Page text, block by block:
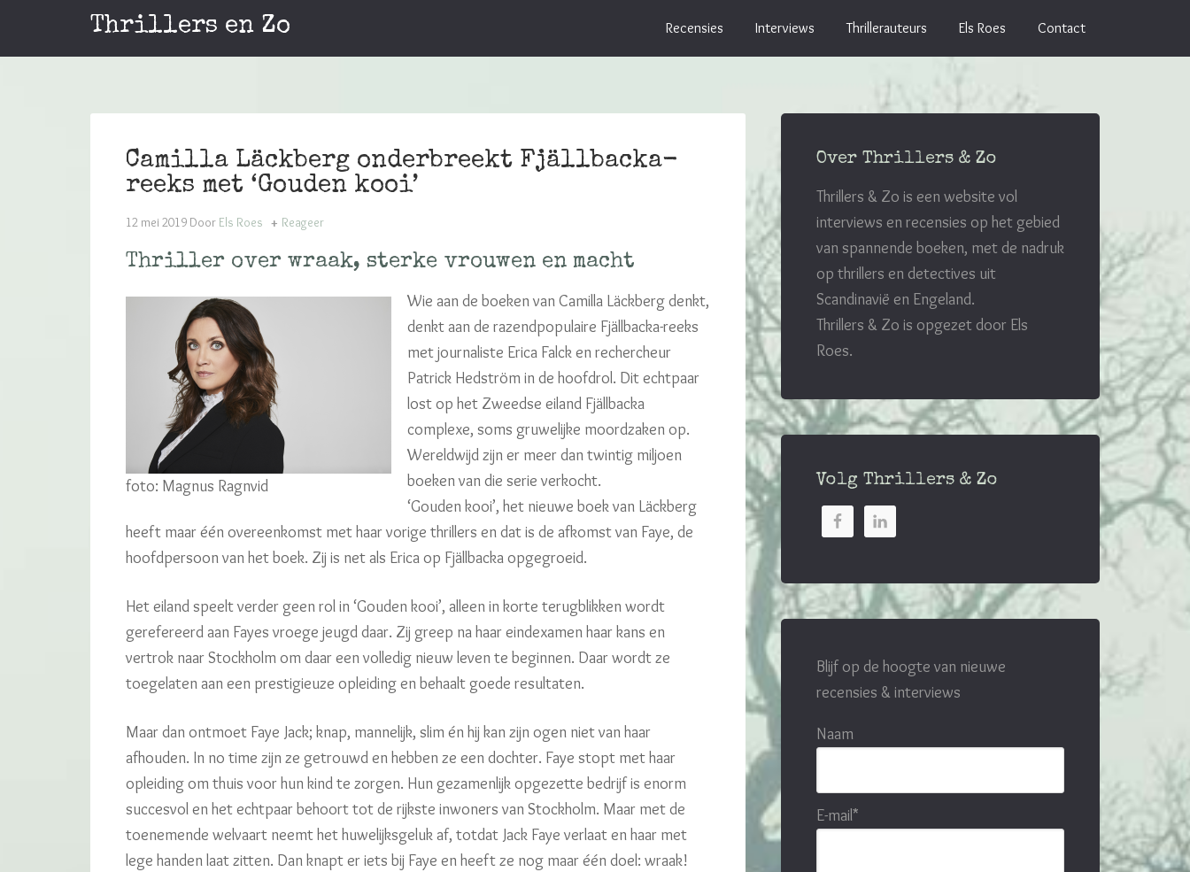
Thrillers en Zo Recensies Interviews Thrillerauteurs Els Roes Contact
Camilla Läckberg onderbreekt Fjällbacka-
reeks met ‘Gouden kooi’
12 mei 2019 Door Els Roes Reageer
Thriller over wraak, sterke vrouwen en macht
foto: Magnus Ragnvid
Wie aan de boeken van Camilla Läckberg denkt,
denkt aan de razendpopulaire Fjällbacka-reeks
met journaliste Erica Falck en rechercheur
Patrick Hedström in de hoofdrol. Dit echtpaar
lost op het Zweedse eiland Fjällbacka
complexe, soms gruwelijke moordzaken op.
Wereldwijd zijn er meer dan twintig miljoen
boeken van die serie verkocht.
‘Gouden kooi’, het nieuwe boek van Läckberg
heeft maar één overeenkomst met haar vorige thrillers en dat is de afkomst van Faye, de
hoofdpersoon van het boek. Zij is net als Erica op Fjällbacka opgegroeid.
Het eiland speelt verder geen rol in ‘Gouden kooi’, alleen in korte terugblikken wordt
gerefereerd aan Fayes vroege jeugd daar. Zij greep na haar eindexamen haar kans en
vertrok naar Stockholm om daar een volledig nieuw leven te beginnen. Daar wordt ze
toegelaten aan een prestigieuze opleiding en behaalt goede resultaten.
Maar dan ontmoet Faye Jack; knap, mannelijk, slim én hij kan zijn ogen niet van haar
afhouden. In no time zijn ze getrouwd en hebben ze een dochter. Faye stopt met haar
opleiding om thuis voor hun kind te zorgen. Hun gezamenlijk opgezette bedrijf is enorm
succesvol en het echtpaar behoort tot de rijkste inwoners van Stockholm. Maar met de
toenemende welvaart neemt het huwelijksgeluk af, totdat Jack Faye verlaat en haar met
lege handen laat zitten. Dan knapt er iets bij Faye en heeft ze nog maar één doel: wraak!
Over Thrillers & Zo
Thrillers & Zo is een website vol
interviews en recensies op het gebied
van spannende boeken, met de nadruk
op thrillers en detectives uit
Scandinavië en Engeland.
Thrillers & Zo is opgezet door Els
Roes.
Volg Thrillers & Zo
Blijf op de hoogte van nieuwe
recensies & interviews
Naam
E-mail*